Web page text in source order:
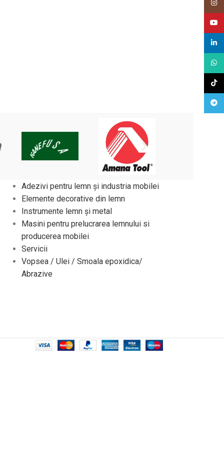
Adezivi pentru lemn și industria mobilei
Elemente decorative din lemn
Instrumente lemn și metal
Masini pentru prelucrarea lemnului si
producerea mobilei
Servicii
Vopsea / Ulei / Smoala epoxidica/
Abrazive